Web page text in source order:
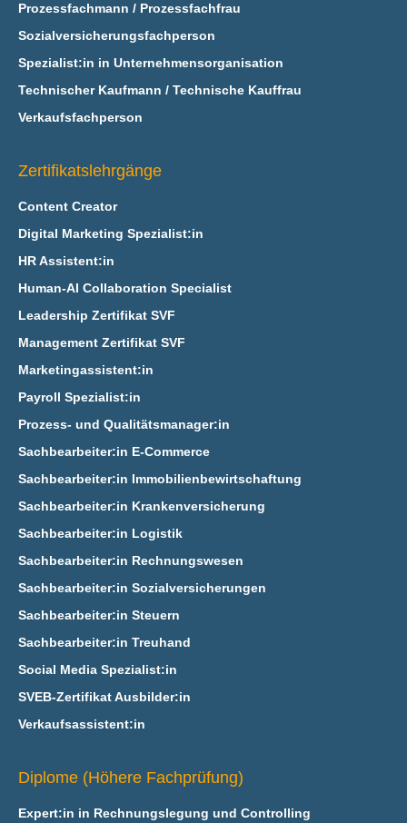
Prozessfachmann / Prozessfachfrau
Sozialversicherungsfachperson
Spezialist:in in Unternehmensorganisation
Technischer Kaufmann / Technische Kauffrau
Verkaufsfachperson
Zertifikatslehrgänge
Content Creator
Digital Marketing Spezialist:in
HR Assistent:in
Human-AI Collaboration Specialist
Leadership Zertifikat SVF
Management Zertifikat SVF
Marketingassistent:in
Payroll Spezialist:in
Prozess- und Qualitätsmanager:in
Sachbearbeiter:in E‑Commerce
Sachbearbeiter:in Immobilienbewirtschaftung
Sachbearbeiter:in Krankenversicherung
Sachbearbeiter:in Logistik
Sachbearbeiter:in Rechnungswesen
Sachbearbeiter:in Sozialversicherungen
Sachbearbeiter:in Steuern
Sachbearbeiter:in Treuhand
Social Media Spezialist:in
SVEB-Zertifikat Ausbilder:in
Verkaufsassistent:in
Diplome (Höhere Fachprüfung)
Expert:in in Rechnungslegung und Controlling